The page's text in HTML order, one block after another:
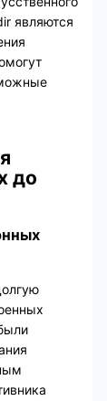
являются
до